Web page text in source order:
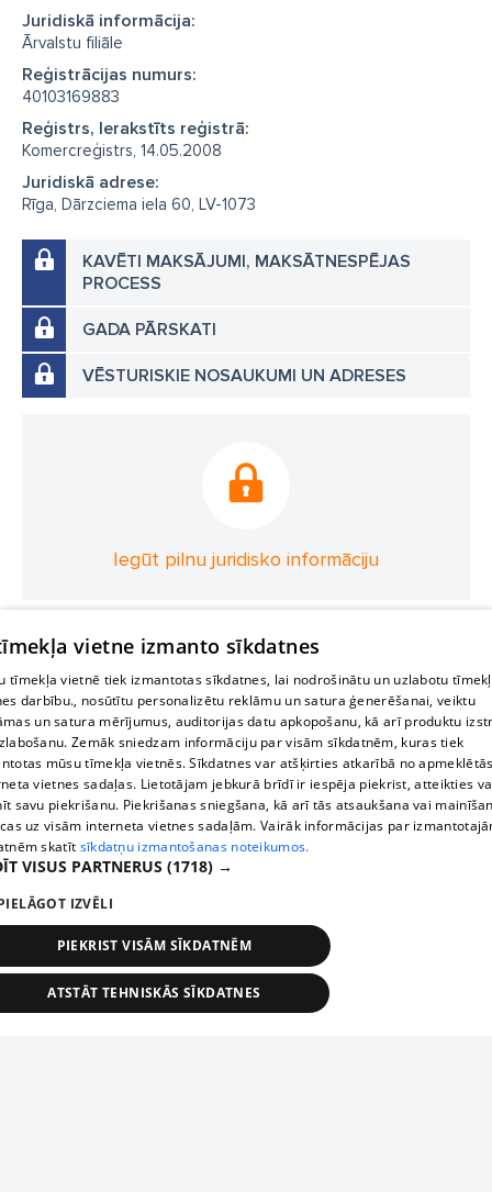
Juridiskā informācija:
Ārvalstu filiāle
Reģistrācijas numurs:
40103169883
Reģistrs, Ierakstīts reģistrā:
Komercreģistrs, 14.05.2008
Juridiskā adrese:
Rīga, Dārzciema iela 60, LV-1073
KAVĒTI MAKSĀJUMI, MAKSĀTNESPĒJAS
PROCESS
GADA PĀRSKATI
VĒSTURISKIE NOSAUKUMI UN ADRESES
Iegūt pilnu juridisko informāciju
vietne izmanto sīkdatnes
tīmekļa vietnē tiek izmantotas sīkdatnes, lai nodrošinātu un uzlabotu
darbību., nosūtītu personalizētu reklāmu un satura ģenerēšanai, veiktu
un satura mērījumus, auditorijas datu apkopošanu, kā arī produktu
Zemāk sniedzam informāciju par visām sīkdatnēm, kuras tiek
mūsu tīmekļa vietnēs. Sīkdatnes var atšķirties atkarībā no
vietnes sadaļas. Lietotājam jebkurā brīdī ir iespēja piekrist, atteikties
savu piekrišanu. Piekrišanas sniegšana, kā arī tās atsaukšana vai
uz visām interneta vietnes sadaļām. Vairāk informācijas par
skatīt sīkdatņu izmantošanas noteikumos.
VISUS PARTNERUS (1718) →
IZVĒLI
PIEKRIST VISĀM SĪKDATNĒM
ATSTĀT TEHNISKĀS SĪKDATNES